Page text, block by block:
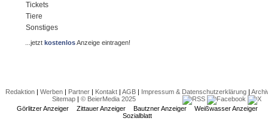
Tickets
Tiere
Sonstiges
...jetztkostenlosAnzeige eintragen!
Redaktion| Werben| Partner| Kontakt| AGB| Impressum & Datenschutzerklärung|
Sitemap| © BeierMedia 2025
Görlitzer Anzeiger
Zittauer Anzeiger Bautzner Anzeiger
Weißwasser Anzeiger
Sozialblatt